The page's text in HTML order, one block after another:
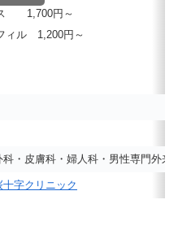
1,700円～
ィル 1,200円～
・皮膚科・婦人科・男性専門外来
字クリニック